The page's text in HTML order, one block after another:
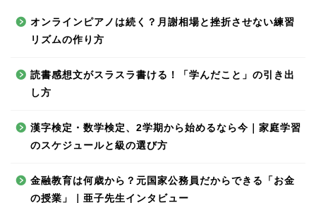
オンラインピアノは続く？月謝相場と挫折させない練習
リズムの作り方
読書感想文がスラスラ書ける！「学んだこと」の引き出
し方
漢字検定・数学検定、2学期から始めるなら今｜家庭学習
のスケジュールと級の選び方
金融教育は何歳から？元国家公務員だからできる「お金
の授業」｜亜子先生インタビュー